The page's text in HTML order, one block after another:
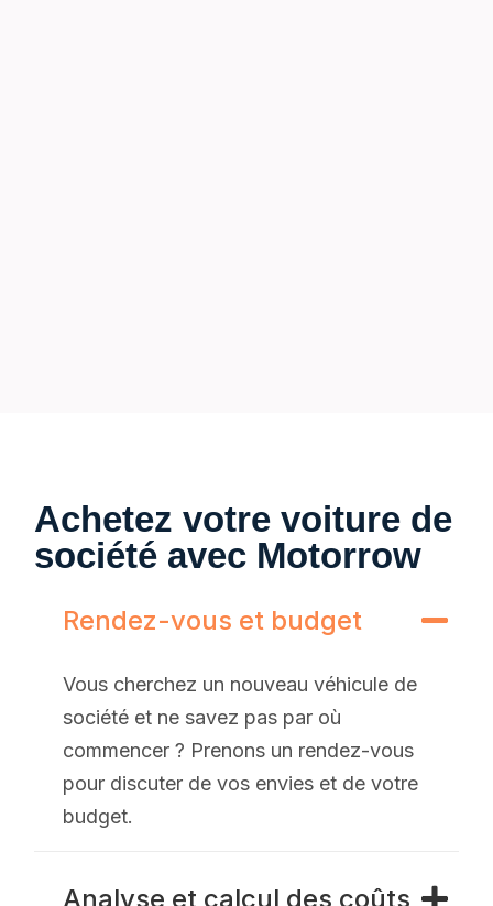
Achetez votre voiture de
société avec Motorrow
Rendez-vous et budget
Vous cherchez un nouveau véhicule de
société et ne savez pas par où
commencer ? Prenons un rendez-vous
pour discuter de vos envies et de votre
budget.
Analyse et calcul des coûts